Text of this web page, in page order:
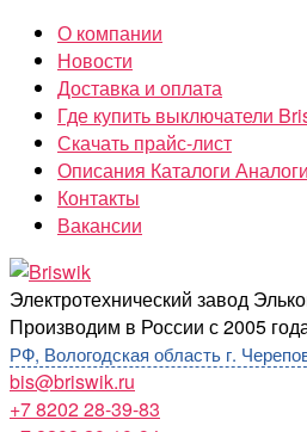
Перейти
содержимому
О компании
Новости
Доставка и оплата
Где купить выключатели
Скачать прайс-лист
Описания Каталоги Аналоги
Контакты
Вакансии
Briswik
Электротехнический завод
Производим в России с 2005
РФ, Вологодская область г.
bis@briswik.ru
+7 8202 28-39-83